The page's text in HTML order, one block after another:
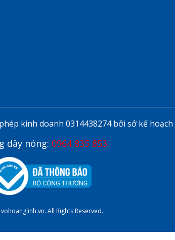
kinh doanh 0314438274 bởi sở kế
dây nóng: 0964 835 853
All Rights Reserved.